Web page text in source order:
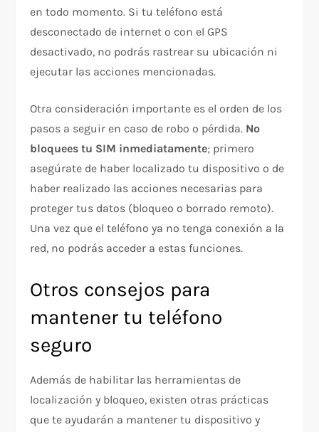
en todo momento. Si tu teléfono está
desconectado de internet o con el GPS
desactivado, no podrás rastrear su ubicación ni
ejecutar las acciones mencionadas.
Otra consideración importante es el orden de los
pasos a seguir en caso de robo o pérdida. No
bloquees tu SIM inmediatamente; primero
asegúrate de haber localizado tu dispositivo o de
haber realizado las acciones necesarias para
proteger tus datos (bloqueo o borrado remoto).
Una vez que el teléfono ya no tenga conexión a la
red, no podrás acceder a estas funciones.
Otros consejos para
mantener tu teléfono
seguro
Además de habilitar las herramientas de
localización y bloqueo, existen otras prácticas
que te ayudarán a mantener tu dispositivo y